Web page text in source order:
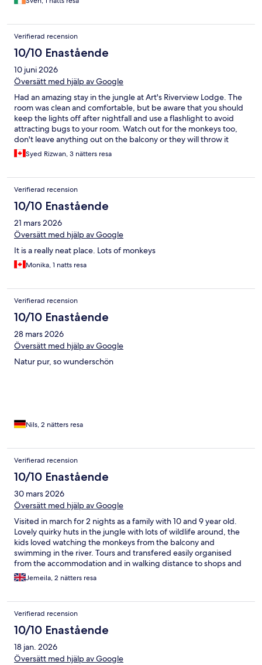
Verifierad recension
10/10 Enastående
10 juni 2026
Översätt med hjälp av Google
Had an amazing stay in the jungle at Art's Riverview Lodge. The
room was clean and comfortable, but be aware that you should
keep the lights off after nightfall and use a flashlight to avoid
attracting bugs to your room. Watch out for the monkeys too,
don't leave anything out on the balcony or they will throw it
away!Syed Rizwan, 3 nätters resa
Verifierad recension
10/10 Enastående
21 mars 2026
Översätt med hjälp av Google
It is a really neat place. Lots of monkeys
Monika, 1 natts resa
Verifierad recension
10/10 Enastående
28 mars 2026
Översätt med hjälp av Google
Natur pur, so wunderschön
Nils, 2 nätters resa
Verifierad recension
10/10 Enastående
30 mars 2026
Översätt med hjälp av Google
Visited in march for 2 nights as a family with 10 and 9 year old.
Lovely quirky huts in the jungle with lots of wildlife around, the
kids loved watching the monkeys from the balcony and
swimming in the river. Tours and transfered easily organised
from the accommodation and in walking distance to shops and
restaurants.
Jemeila, 2 nätters resa
Verifierad recension
10/10 Enastående
18 jan. 2026
Översätt med hjälp av Google